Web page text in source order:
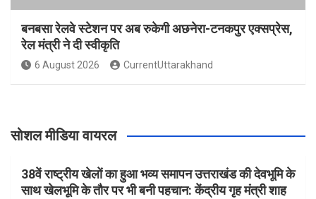
बनबसा रेलवे स्टेशन पर अब रुकेगी अछनेरा-टनकपुर एक्सप्रेस,
रेल मंत्री ने दी स्वीकृति
6 August 2026 CurrentUttarakhand
सोशल मीडिया वायरल
38वें राष्ट्रीय खेलों का हुआ भव्य समापन उत्तराखंड की देवभूमि के
साथ खेलभूमि के तौर पर भी बनी पहचान: केंद्रीय गृह मंत्री शाह